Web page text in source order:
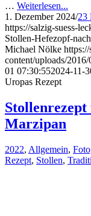
… Weiterlesen...
1. Dezember 2024/23
https://salzig-suess-
Stollen-Hefezopf-
Michael Nölke
content/uploads/
01 07:30:552024-11-
Uropas Rezept
Marzipan
2022, Allgemein,
Rezept, Stollen,